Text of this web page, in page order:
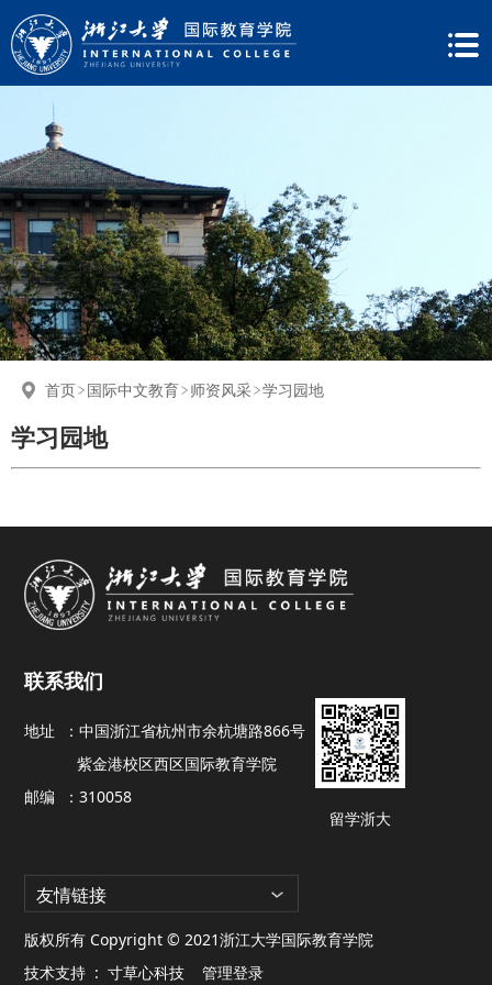
首页 国际中文教育 师资风采 学习园地
学习园地
联系我们
地址 ：中国浙江省杭州市余杭塘路866号
紫金港校区西区国际教育学院
邮编 ：310058
留学浙大
友情链接
版权所有 Copyright © 2021浙江大学国际教育学院
技术支持 :寸草心科技 管理登录